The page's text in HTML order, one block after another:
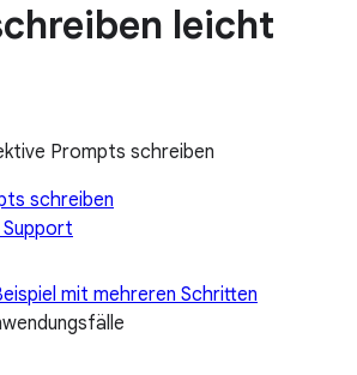
leicht
Prompts schreiben
schreiben
mit mehreren Schritten